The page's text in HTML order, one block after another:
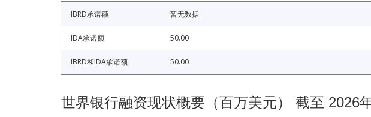
IBRD承诺额 暂无数据
IDA承诺额 50.00
IBRD和IDA承诺额 50.00
世界银行融资现状概要（百万美元） 截至 2026